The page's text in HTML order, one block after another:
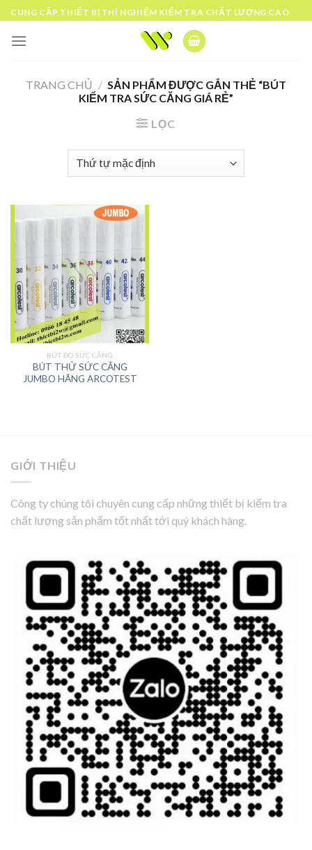
Skip
to
content
CUNG CẤP THIẾT BỊ THÍ NGHIỆM KIỂM TRA CHẤT LƯỢNG CAO
TRANG CHỦ / SẢN PHẨM ĐƯỢC GẮN THẺ “BÚT
KIỂM TRA SỨC CĂNG GIÁ RẺ”
LỌC
BÚT ĐO SỨC CĂNG
BÚT THỬ SỨC CĂNG
JUMBO HÃNG ARCOTEST
GIỚI THIỆU
Công ty chúng tôi chuyên cung cấp những thiết bị kiểm tra
chất lượng sản phẩm tốt nhất tới quý khách hàng.